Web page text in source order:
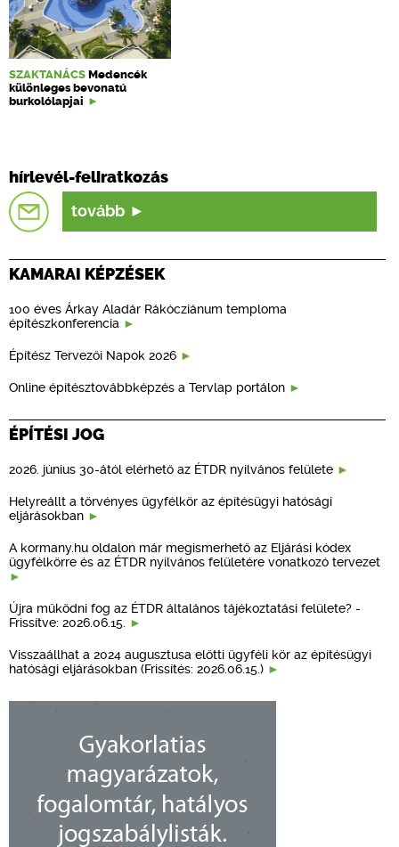
SZAKTANÁCS Medencék
különleges bevonatú
burkolólapjai
hírlevél-feliratkozás
tovább
KAMARAI KÉPZÉSEK
100 éves Árkay Aladár Rákócziánum temploma
építészkonferencia
Építész Tervezői Napok 2026
Online építésztovábbképzés a Tervlap portálon
ÉPÍTÉSI JOG
2026. június 30-ától elérhető az ÉTDR nyilvános felülete
Helyreállt a törvényes ügyfélkör az építésügyi hatósági
eljárásokban
A kormany.hu oldalon már megismerhető az Eljárási kódex
ügyfélkörre és az ÉTDR nyilvános felületére vonatkozó tervezet
Újra működni fog az ÉTDR általános tájékoztatási felülete? -
Frissítve: 2026.06.15.
Visszaállhat a 2024 augusztusa előtti ügyféli kör az építésügyi
hatósági eljárásokban (Frissítés: 2026.06.15.)